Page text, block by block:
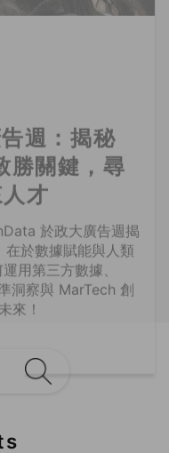
關鍵，尋
才
於政大廣告週揭
於數據賦能與人類
用第三方數據、
洞察與 MarTech 創
來！